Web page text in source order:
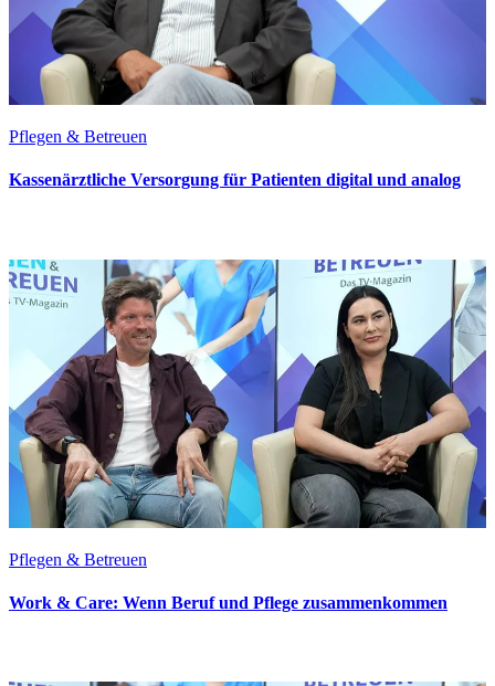
Pflegen & Betreuen
Kassenärztliche Versorgung für Patienten digital und analog
Pflegen & Betreuen
Work & Care: Wenn Beruf und Pflege zusammenkommen